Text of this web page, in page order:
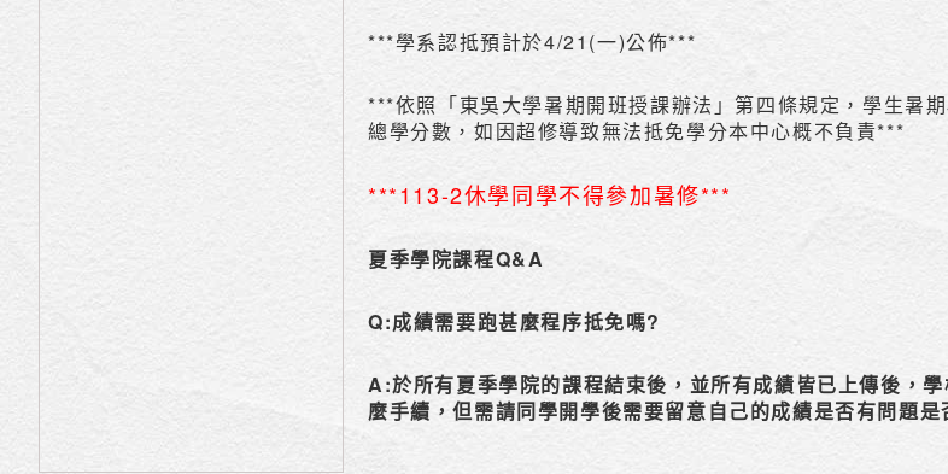
***學系認抵預計於4/21(一)公佈***
***依照「東吳大學暑期開班授課辦法」第四條規定，學生暑
總學分數，如因超修導致無法抵免學分本中心概不負責***
***113-2休學同學不得參加暑修***
夏季學院課程Q&A
Q:成績需要跑甚麼程序抵免嗎?
A:於所有夏季學院的課程結束後，並所有成績皆已上傳後，
麼手續，但需請同學開學後需要留意自己的成績是否有問題是